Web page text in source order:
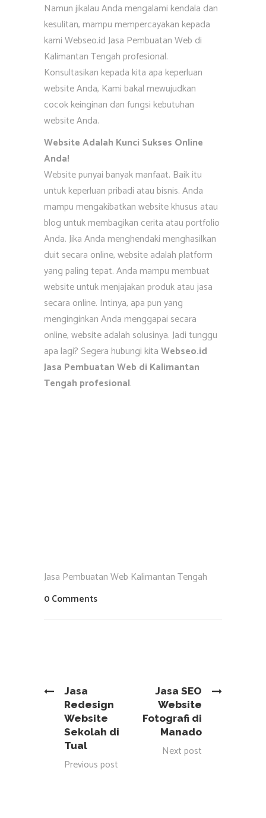
Namun jikalau Anda mengalami kendala dan
kesulitan, mampu mempercayakan kepada
kami Webseo.id Jasa Pembuatan Web di
Kalimantan Tengah profesional.
Konsultasikan kepada kita apa keperluan
website Anda, Kami bakal mewujudkan
cocok keinginan dan fungsi kebutuhan
website Anda.
Website Adalah Kunci Sukses Online
Anda!
Website punyai banyak manfaat. Baik itu
untuk keperluan pribadi atau bisnis. Anda
mampu mengakibatkan website khusus atau
blog untuk membagikan cerita atau portfolio
Anda. Jika Anda menghendaki menghasilkan
duit secara online, website adalah platform
yang paling tepat. Anda mampu membuat
website untuk menjajakan produk atau jasa
secara online. Intinya, apa pun yang
menginginkan Anda menggapai secara
online, website adalah solusinya. Jadi tunggu
apa lagi? Segera hubungi kitaWebseo.id
Jasa Pembuatan Web di Kalimantan
Tengah profesional.
Jasa Pembuatan Web Kalimantan Tengah
0 Comments
Jasa
Redesign
Website
Sekolah di
Tual
Previous post
Jasa SEO
Website
Fotografi di
Manado
Next post